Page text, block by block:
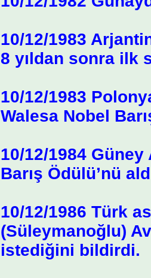
10/12/1983
8 yıldan sonra ilk
10/12/1983
Walesa Nobel
10/12/1984
Barış Ödülü’nü
10/12/1986 Türk
(Süleymanoğlu)
istediğini bildirdi.